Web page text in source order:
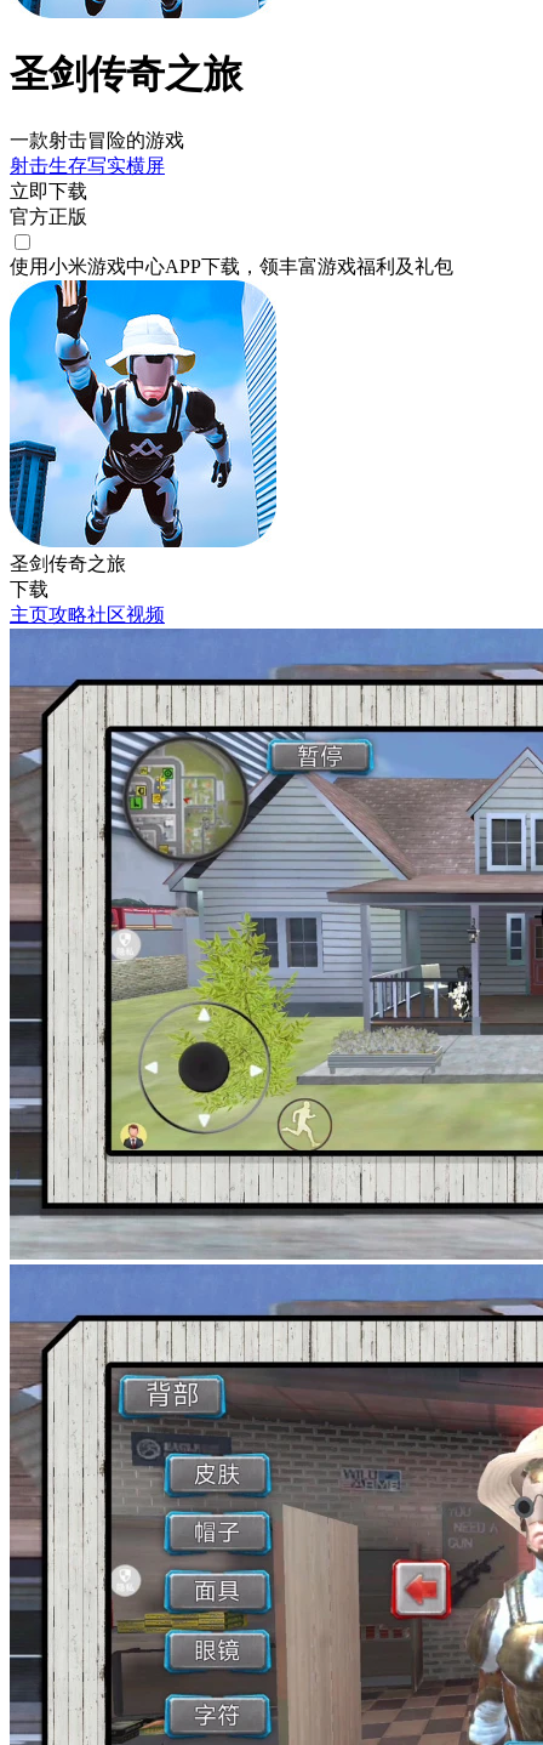
圣剑传奇之旅
一款射击冒险的游戏
射击生存写实横屏
立即下载
官方正版
使用小米游戏中心APP下载 ，领丰富游戏福利 及礼包
圣剑传奇之旅
下载
主页攻略社区视频